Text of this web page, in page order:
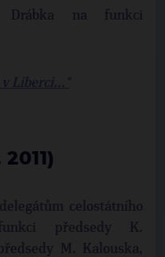
na funkci
celostátního
předsedy K.
M. Kalouska,